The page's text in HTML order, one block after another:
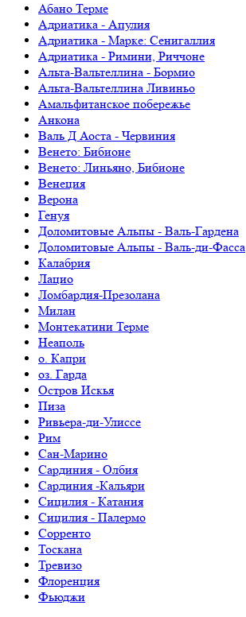
Абано Терме
Адриатика - Апулия
Адриатика - Марке: Сенигаллия
Адриатика - Римини, Риччоне
Альта-Вальтеллина - Бормио
Альта-Вальтеллина Ливиньо
Амальфитанское побережье
Анкона
Валь Д Аоста - Червиния
Венето: Бибионе
Венето: Линьяно, Бибионе
Венеция
Верона
Генуя
Доломитовые Альпы - Валь-Гардена
Доломитовые Альпы - Валь-ди-Фасса
Калабрия
Лацио
Ломбардия-Презолана
Милан
Монтекатини Терме
Неаполь
о. Капри
оз. Гарда
Остров Искья
Пиза
Ривьера-ди-Улиссе
Рим
Сан-Марино
Сардиния - Олбия
Сардиния -Кальяри
Сицилия - Катания
Сицилия - Палермо
Сорренто
Тоскана
Тревизо
Флоренция
Фьюджи